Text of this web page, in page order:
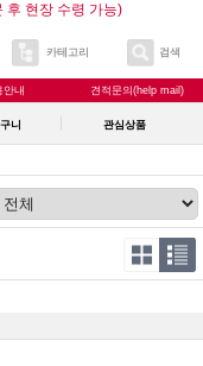
후 현장 수령 가능)
카테고리 검색
안내 견적문의(help mail)
니 관심상품